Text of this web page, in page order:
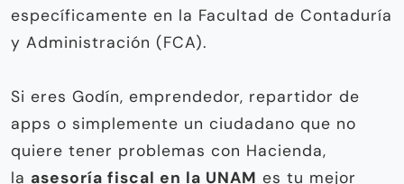
específicamente en la Facultad de Contaduría
y Administración (FCA).
Si eres Godín, emprendedor, repartidor de
apps o simplemente un ciudadano que no
quiere tener problemas con Hacienda,
la asesoría fiscal en la UNAM es tu mejor